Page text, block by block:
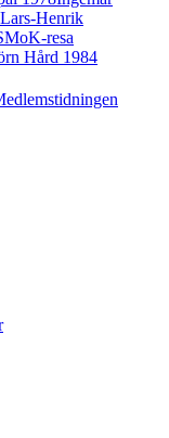
Lars-Henrik
resa
Hård 1984